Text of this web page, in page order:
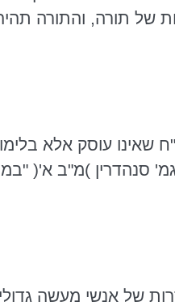
של תורה, והתורה
שאינו עוסק אלא
' סנהדרין )מ"ב א'(
של אנשי מעשה